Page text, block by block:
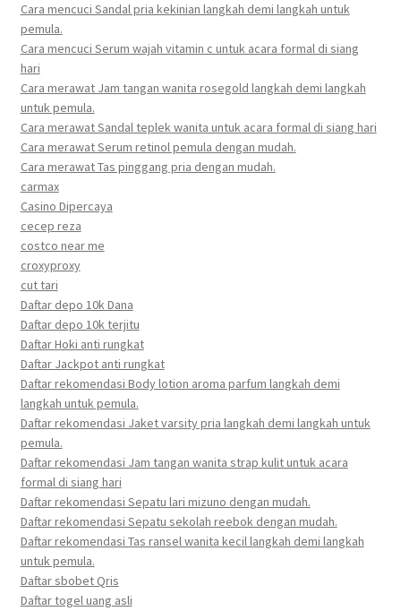
Cara mencuci Sandal pria kekinian langkah demi langkah untuk
pemula.
Cara mencuci Serum wajah vitamin c untuk acara formal di siang
hari
Cara merawat Jam tangan wanita rosegold langkah demi langkah
untuk pemula.
Cara merawat Sandal teplek wanita untuk acara formal di siang hari
Cara merawat Serum retinol pemula dengan mudah.
Cara merawat Tas pinggang pria dengan mudah.
carmax
Casino Dipercaya
cecep reza
costco near me
croxyproxy
cut tari
Daftar depo 10k Dana
Daftar depo 10k terjitu
Daftar Hoki anti rungkat
Daftar Jackpot anti rungkat
Daftar rekomendasi Body lotion aroma parfum langkah demi
langkah untuk pemula.
Daftar rekomendasi Jaket varsity pria langkah demi langkah untuk
pemula.
Daftar rekomendasi Jam tangan wanita strap kulit untuk acara
formal di siang hari
Daftar rekomendasi Sepatu lari mizuno dengan mudah.
Daftar rekomendasi Sepatu sekolah reebok dengan mudah.
Daftar rekomendasi Tas ransel wanita kecil langkah demi langkah
untuk pemula.
Daftar sbobet Qris
Daftar togel uang asli